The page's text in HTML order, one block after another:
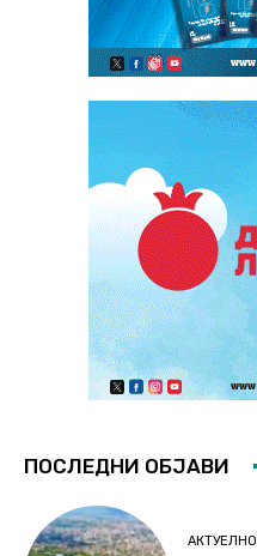
ПОСЛЕДНИ ОБЈАВИ
АКТУЕЛНО